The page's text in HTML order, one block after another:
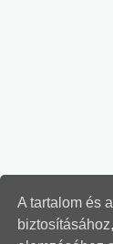
A tartalom és